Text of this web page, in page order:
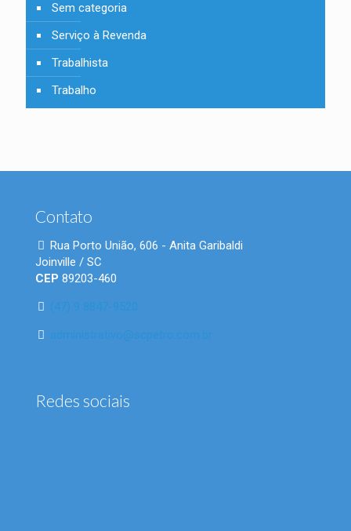
Sem categoria
Serviço à Revenda
Trabalhista
Trabalho
Contato
Rua Porto União, 606 - Anita Garibaldi
Joinville / SC
CEP 89203-460
(47) 9 8847-9520
administrativo@scpetro.com.br
Redes sociais